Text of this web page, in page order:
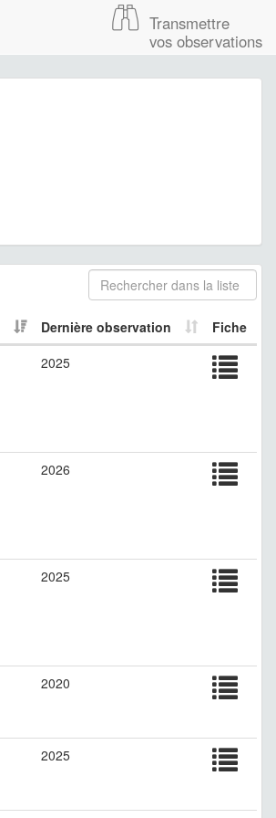
Transmettre
vos observations
Dernière observation
Fiche
2025
2026
2025
2020
2025